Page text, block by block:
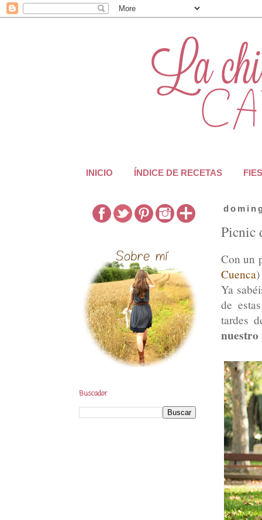
INICIO ÍNDICE DE RECETAS
Picnic
Con un
Cuenca
Ya
de
tardes
Buscador